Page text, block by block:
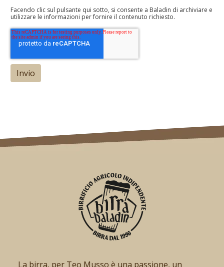
Facendo clic sul pulsante qui sotto, si consente a Baladin di archiviare e
utilizzare le informazioni per fornire il contenuto richiesto.
La birra, per Teo Musso è una passione, un